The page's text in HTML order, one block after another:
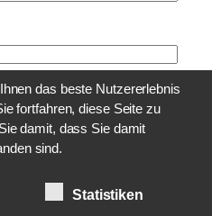
das beste Nutzererlebnis
fortfahren, diese Seite zu
damit, dass Sie damit
sind.
Statistiken